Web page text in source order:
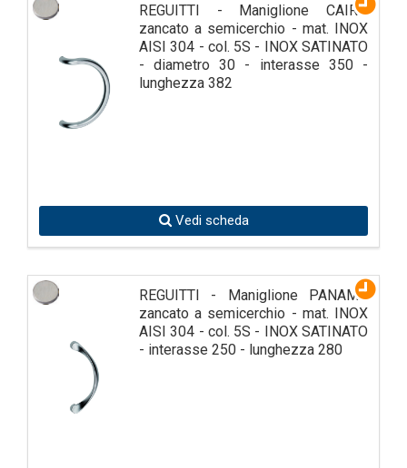
REGUITTI - Maniglione CAIRO
zancato a semicerchio - mat. INOX
AISI 304 - col. 5S - INOX SATINATO
- diametro 30 - interasse 350 -
lunghezza 382
Vedi scheda
REGUITTI - Maniglione PANAMA
zancato a semicerchio - mat. INOX
AISI 304 - col. 5S - INOX SATINATO
- interasse 250 - lunghezza 280